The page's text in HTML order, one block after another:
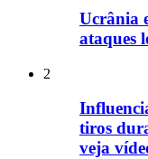
Ucrânia
ataques
2
tiros
veja